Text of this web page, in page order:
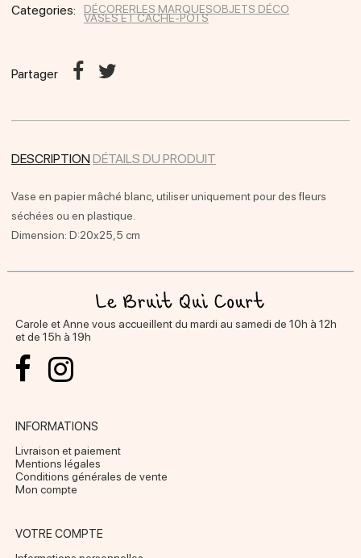
Categories: DÉCORERLES MARQUESOBJETS DÉCO
VASES ET CACHE-POTS
Partager
DESCRIPTION DÉTAILS DU PRODUIT
Vase en papier mâché blanc, utiliser uniquement pour des fleurs
séchées ou en plastique.
Dimension: D:20x25,5 cm
Carole et Anne vous accueillent du mardi au samedi de 10h à 12h
et de 15h à 19h
INFORMATIONS
Livraison et paiement
Mentions légales
Conditions générales de vente
Mon compte
VOTRE COMPTE